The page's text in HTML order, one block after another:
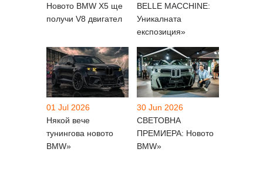
Новото BMW X5 ще
получи V8 двигател
BELLE MACCHINE:
Уникалната
експозиция»
01 Jul 2026
Някой вече
тунингова новото
BMW»
30 Jun 2026
СВЕТОВНА
ПРЕМИЕРА: Новото
BMW»